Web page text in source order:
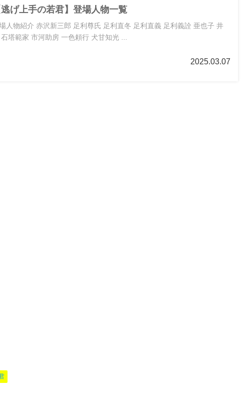
逃げ上手の若君】登場人物一覧
人物紹介 赤沢新三郎 足利尊氏 足利直冬 足利直義 足利義詮 亜也子 井
塔範家 市河助房 一色頼行 犬甘知光 ...
2025.03.07